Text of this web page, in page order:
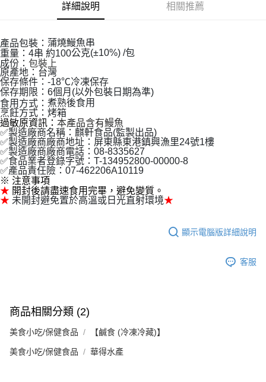
4.訂單成立30分鐘內，如未前往確認交易或遇審核未通過，訂單將自動取
消。如遇「轉專審核」未通過狀況，表示未達大哥付你分期系統評分，恕無
【繳款方式說明】
1.分期款項不併入電信帳單，「大哥付你分期」於每月結算日後寄送繳費提
醒簡訊。
2.透過簡訊連結打開帳單後，可選擇「超商條碼／台灣大直營門市／銀行轉
帳／街口支付／iPASS MONEY」等通路繳費。
【注意事項】
1.本服務係由「台灣大哥大股份有限公司」（以下簡稱本公司）所提供，讓
用戶於交易時，得透過本服務購買商品或服務，並由商店將買賣／分期付款
買賣價金債權讓與本公司後，依約使用本公司帳單繳交帳款。
2.基於同意付款使用「大哥付你分期」之契約關係目的，商店將以您的個人
資料（包含姓名、電話或地址）提供予台灣大哥大進項蒐集、處理及利用，
由本公司與您本人進行分期帳單所需資料之確認、核對及更正。
3.完整用戶服務條款，請詳閱以下連結：
１．簡單：不需註冊會員、不需綁卡、不需儲值。
２．便利：只要手機號碼，簡訊認證，即可結帳。
【「AFTEE先享後付」結帳流程】
１．於結帳方式選擇「AFTEE先享後付」後，將跳轉至「AFTEE先享後付」
結帳頁面，進行簡訊認證並確認金額後，即可完成結帳。
２．訂單成立數日內，您將收到繳費通知簡訊。
３．收到繳費通知簡訊後14天內，點擊此簡訊中的連結，可透過四大超商／
ATM／網路銀行／等多元方式進行付款，方視為交易完成。
※ 請注意：結帳手續完成當下不需立刻繳費，但若您需要取消訂單，請聯絡
購買商品的店家。未經商家同意取消之訂單仍視為有效，需透過AFTEE先享
後付繳納相關費用。
※ 交易是否成功請以「AFTEE先享後付 」之結帳頁面顯示為準，若有關於
是否繳費成功／繳費後需取消欲退款等相關疑問，請聯繫「AFTEE先享後付
客戶支援中心」 https://netprotections.freshdesk.com/support/home
【注意事項】
１．透過由恩沛科技股份有限公司提供之「AFTEE先享後付」服務完成之交
３．未成年的使用者請事先徵得法定代理人或監護人之同意方可使用
「AFTEE先享後付」，若未經同意申辦者引起之損失，本公司不負相關責
請求用戶進行身份認證。
恩沛科技股份有限公司將有權停止該用戶之使用額度並採取法律行動。
華得水產-冷凍7-11取貨(快速到店)
每筆NT$150，滿NT$999(含以上)免運費
華得水產-冷凍宅配
每筆NT$150，滿NT$999(含以上)免運費
華得水產-宅配免運
免運費
詳細說明 相關推薦
產品包裝： 蒲燒鰻魚串
重量：4串 約100公克(±10%) /包
成份： 包裝上
原產地：台灣
保存條件：-18℃冷凍保存
保存期限：6個月(以外包裝日期為準)
食用方式： 煮熟後食用
烹飪方式：烤箱
過敏原資訊： 本產品含有鰻魚
✅製造廠商名稱：麒軒食品(監製出品)
✅製造廠商廠商地址：屏東縣東港鎮興漁里24號1樓
✅製造廠商廠商電話：08-8335627
✅食品業者登錄字號：T-134952800-00000-8
✅產品責任險：07-462206A10119
※ 注意事項
★ 開封後請盡速食用完畢，避免變質。
★ 未開封避免置於高溫或日光直射環境★
顯示電腦版詳細說明
客服
商品相關分類 (2)
美食小吃/保健食品 【鹹食 (冷凍冷藏)】
美食小吃/保健食品 華得水產